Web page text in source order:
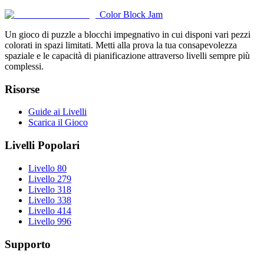
Color Block Jam
Un gioco di puzzle a blocchi impegnativo in cui disponi vari pezzi
colorati in spazi limitati. Metti alla prova la tua consapevolezza
spaziale e le capacità di pianificazione attraverso livelli sempre più
complessi.
Risorse
Guide ai Livelli
Scarica il Gioco
Livelli Popolari
Livello 80
Livello 279
Livello 318
Livello 338
Livello 414
Livello 996
Supporto